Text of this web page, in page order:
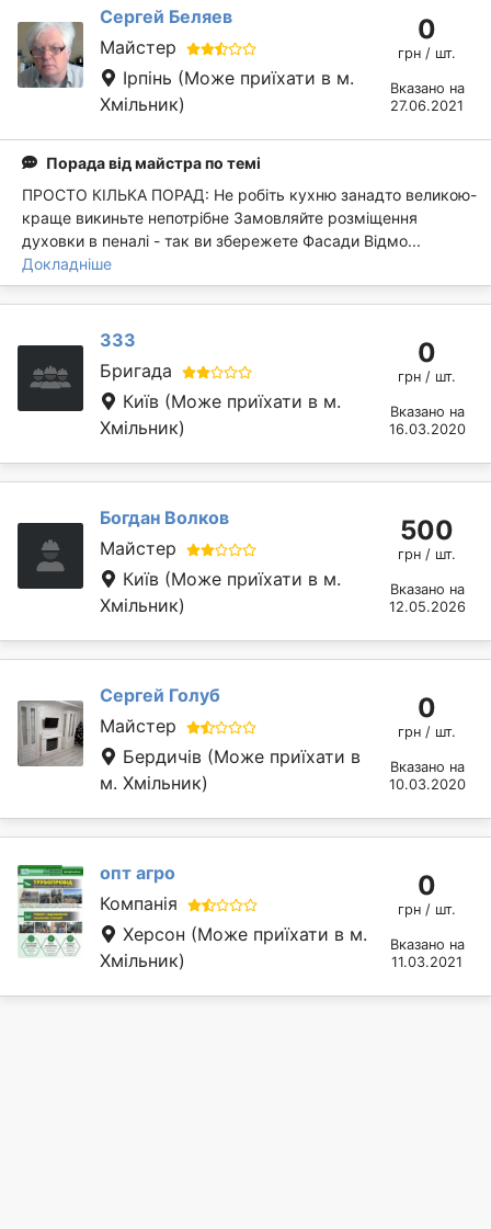
Сергей Беляев
Майстер
Ірпінь (Може приїхати в м.
Хмільник)
0
грн / шт.
Вказано на
27.06.2021
Порада від майстра по темі
ПРОСТО КІЛЬКА ПОРАД: Не робіть кухню занадто великою-
краще викиньте непотрібне Замовляйте розміщення
духовки в пеналі - так ви збережете Фасади Відмо...
Докладніше
333
Бригада
Київ (Може приїхати в м.
Хмільник)
0
грн / шт.
Вказано на
16.03.2020
Богдан Волков
Майстер
Київ (Може приїхати в м.
Хмільник)
500
грн / шт.
Вказано на
12.05.2026
Сергей Голуб
Майстер
Бердичів (Може приїхати в
м. Хмільник)
0
грн / шт.
Вказано на
10.03.2020
опт агро
Компанія
Херсон (Може приїхати в м.
Хмільник)
0
грн / шт.
Вказано на
11.03.2021